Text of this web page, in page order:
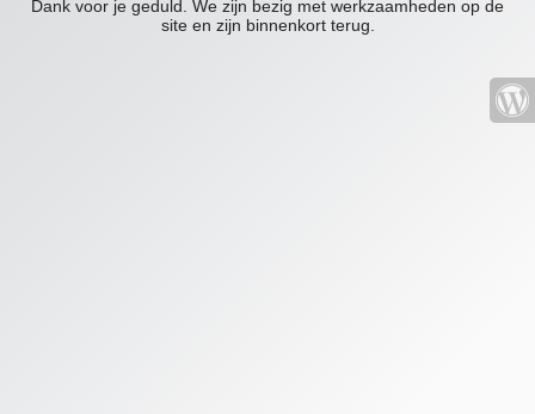
Dank voor je geduld. We zijn bezig met werkzaamheden op de
site en zijn binnenkort terug.